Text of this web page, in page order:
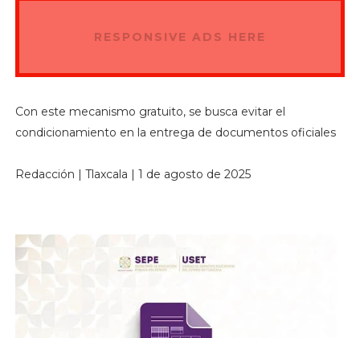
RESPONSIVE ADS HERE
Con este mecanismo gratuito, se busca evitar el
condicionamiento en la entrega de documentos oficiales
Redacción | Tlaxcala | 1 de agosto de 2025